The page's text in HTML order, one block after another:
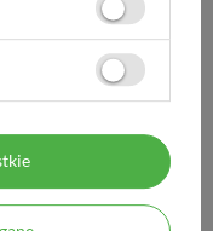
12,00 zł
0,06 zł / szt.